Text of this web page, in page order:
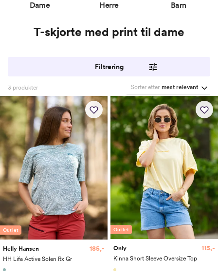
Dame Herre Barn
T-skjorte med print til dame
Filtrering
3 produkter Sorter etter mest relevant
Outlet
Helly Hansen
HH Lifa Active Solen Rx Gr
185,-
Outlet
Only
Kinna Short Sleeve Oversize Top
115,-